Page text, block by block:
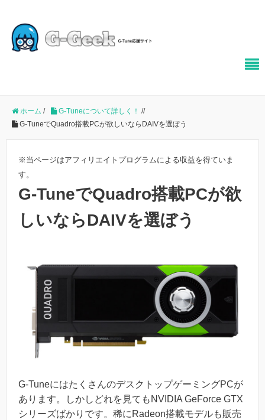
ホーム / G-Tuneについて詳しく！ //
G-TuneでQuadro搭載PCが欲しいならDAIVを選ぼう
※当ページはアフィリエイトプログラムによる収益を得ていま
す。
G-TuneでQuadro搭載PCが欲
しいならDAIVを選ぼう
G-TuneにはたくさんのデスクトップゲーミングPCが
あります。しかしどれを見てもNVIDIA GeForce GTX
シリーズばかりです。稀にRadeon搭載モデルも販売